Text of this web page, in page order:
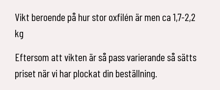
Vikt beroende på hur stor oxfilén är men ca 1,7-2,2
kg
Eftersom att vikten är så pass varierande så sätts
priset när vi har plockat din beställning.